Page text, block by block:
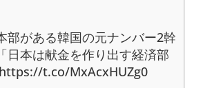
部がある韓国の元ナンバー2幹
本は献金を作り出す経済部
t.co/MxAcxHUZg0